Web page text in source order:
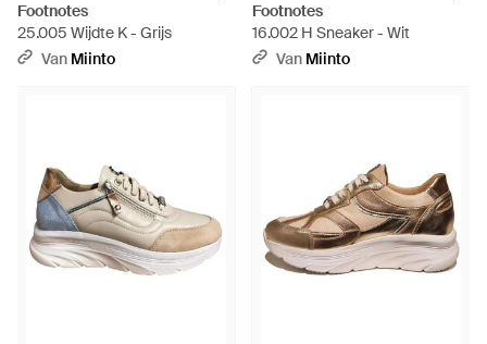
Footnotes
25.005 Wijdte K - Grijs
Van Miinto
Footnotes
16.002 H Sneaker - Wit
Van Miinto